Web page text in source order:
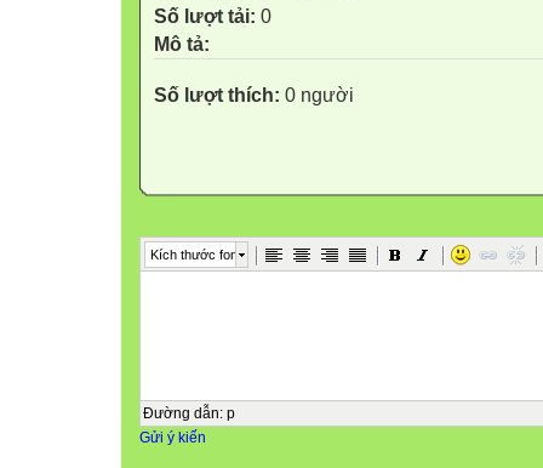
Số lượt tải: 0
Mô tả:
Số lượt thích: 0 người
Kích thước font
Đường dẫn: p
Gửi ý kiến